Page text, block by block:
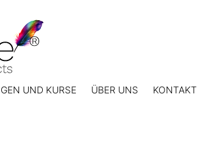
UND KURSE ÜBER UNS KONTAKT